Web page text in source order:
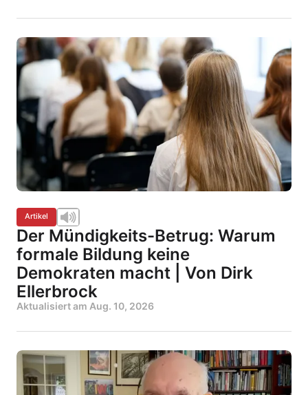
Artikel
Der Mündigkeits-Betrug: Warum
formale Bildung keine
Demokraten macht | Von Dirk
Ellerbrock
Aktualisiert am Aug. 10, 2026